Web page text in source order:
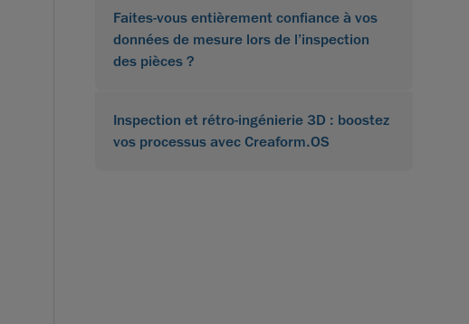
Faites-vous entièrement confiance à vos
données de mesure lors de l’inspection
des pièces ?
Inspection et rétro-ingénierie 3D : boostez
vos processus avec Creaform.OS